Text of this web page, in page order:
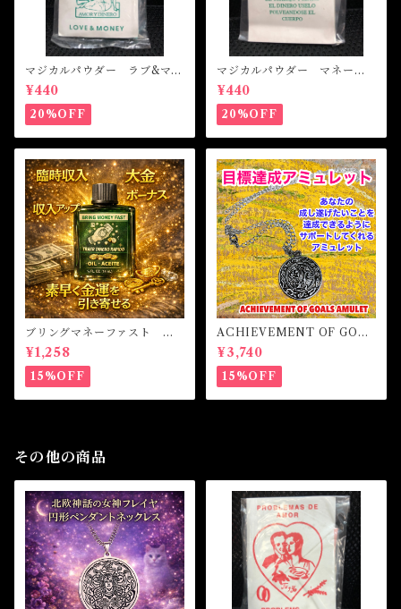
マジカルパウダー ラブ&マネ
ー Magical Powder LOVE
&MONEY
¥440
20%OFF
マジカルパウダー マネード
ローイング Magical Powde
r MONEY DRAWING
¥440
20%OFF
ブリングマネーファスト マ
ジカルオイル・魔女オイル B
RING MONEY FAST Magi
cal Oil
¥1,258
15%OFF
ACHIEVEMENT OF GOAL
S AMULET -あなたを目標達
成へと導くアミュレット-
¥3,740
15%OFF
その他の商品